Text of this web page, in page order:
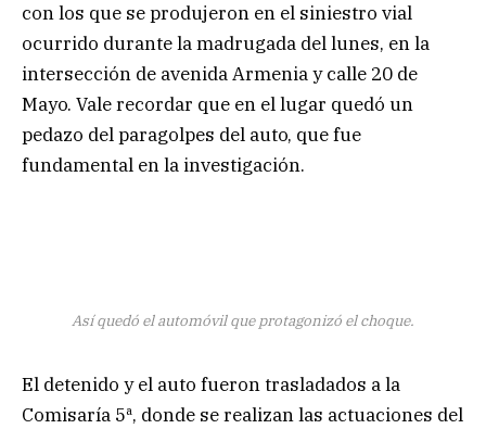
con los que se produjeron en el siniestro vial
ocurrido durante la madrugada del lunes, en la
intersección de avenida Armenia y calle 20 de
Mayo. Vale recordar que en el lugar quedó un
pedazo del paragolpes del auto, que fue
fundamental en la investigación.
Así quedó el automóvil que protagonizó el choque.
El detenido y el auto fueron trasladados a la
Comisaría 5ª, donde se realizan las actuaciones del